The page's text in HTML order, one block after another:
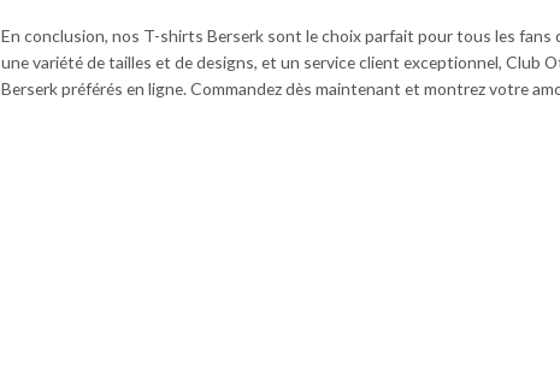
En conclusion, nos T-shirts Berserk sont le choix parfait pour tous les fans
une variété de tailles et de designs, et un service client exceptionnel, Club
Berserk préférés en ligne. Commandez dès maintenant et montrez votre